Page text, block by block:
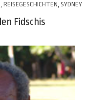
, REISEGESCHICHTEN, SYDNEY
Fidschis